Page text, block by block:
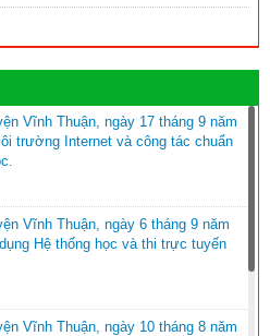
Vĩnh Thuận, ngày 17 tháng 9 năm
trường Internet và công tác chuẩn
Vĩnh Thuận, ngày 6 tháng 9 năm
Hệ thống học và thi trực tuyến
Vĩnh Thuận, ngày 10 tháng 8 năm